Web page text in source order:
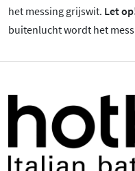
het messing grijswit. Let
buitenlucht wordt het